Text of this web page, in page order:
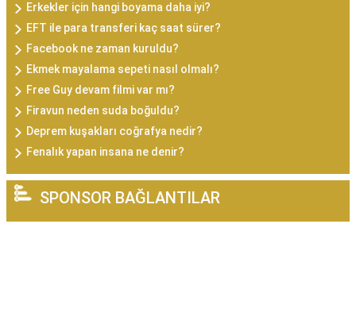
Erkekler için hangi boyama daha iyi?
EFT ile para transferi kaç saat sürer?
Facebook ne zaman kuruldu?
Ekmek mayalama sepeti nasıl olmalı?
Free Guy devam filmi var mı?
Firavun neden suda boğuldu?
Deprem kuşakları coğrafya nedir?
Fenalık yapan insana ne denir?
SPONSOR BAĞLANTILAR